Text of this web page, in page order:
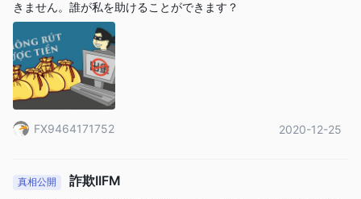
きません。誰が私を助けることができます？
FX9464171752 2020-12-25
真相公開 詐欺IIFM